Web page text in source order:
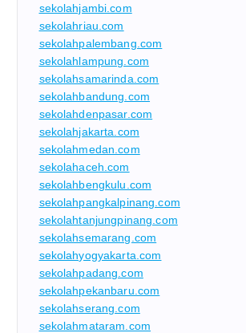
sekolahjambi.com
sekolahriau.com
sekolahpalembang.com
sekolahlampung.com
sekolahsamarinda.com
sekolahbandung.com
sekolahdenpasar.com
sekolahjakarta.com
sekolahmedan.com
sekolahaceh.com
sekolahbengkulu.com
sekolahpangkalpinang.com
sekolahtanjungpinang.com
sekolahsemarang.com
sekolahyogyakarta.com
sekolahpadang.com
sekolahpekanbaru.com
sekolahserang.com
sekolahmataram.com